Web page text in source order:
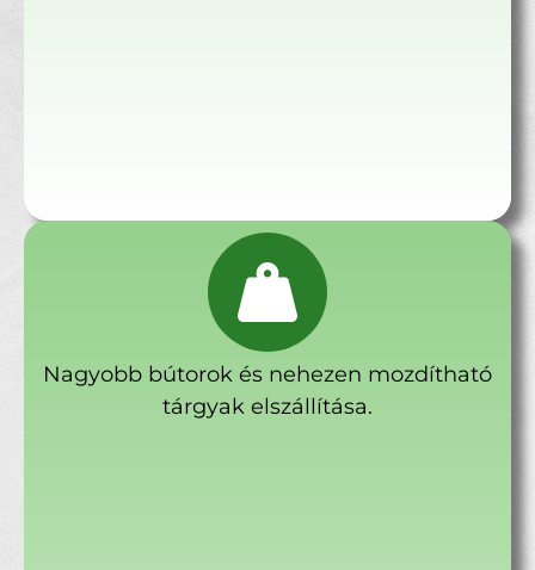
Nagyobb bútorok és nehezen mozdítható
tárgyak elszállítása.